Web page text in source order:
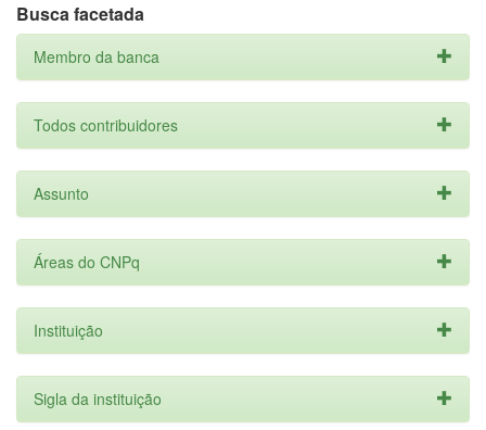
Busca facetada
Membro da banca
Todos contribuidores
Assunto
Áreas do CNPq
Instituição
Sigla da instituição